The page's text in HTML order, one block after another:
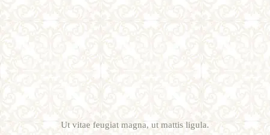
Ut vitae feugiat magna, ut mattis ligula.